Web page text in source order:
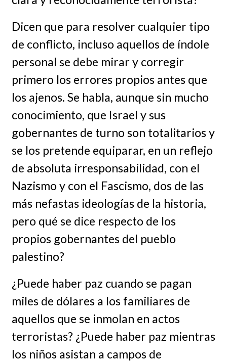
Dicen que para resolver cualquier tipo
de conflicto, incluso aquellos de índole
personal se debe mirar y corregir
primero los errores propios antes que
los ajenos. Se habla, aunque sin mucho
conocimiento, que Israel y sus
gobernantes de turno son totalitarios y
se los pretende equiparar, en un reflejo
de absoluta irresponsabilidad, con el
Nazismo y con el Fascismo, dos de las
más nefastas ideologías de la historia,
pero qué se dice respecto de los
propios gobernantes del pueblo
palestino?
¿Puede haber paz cuando se pagan
miles de dólares a los familiares de
aquellos que se inmolan en actos
terroristas? ¿Puede haber paz mientras
los niños asistan a campos de